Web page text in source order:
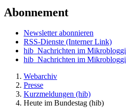
Abonnement
Newsletter abonnieren
RSS-Dienste (Interner Link)
hib_Nachrichten im
hib_Nachrichten im
Webarchiv
Presse
Kurzmeldungen (hib)
Heute im Bundestag (hib)